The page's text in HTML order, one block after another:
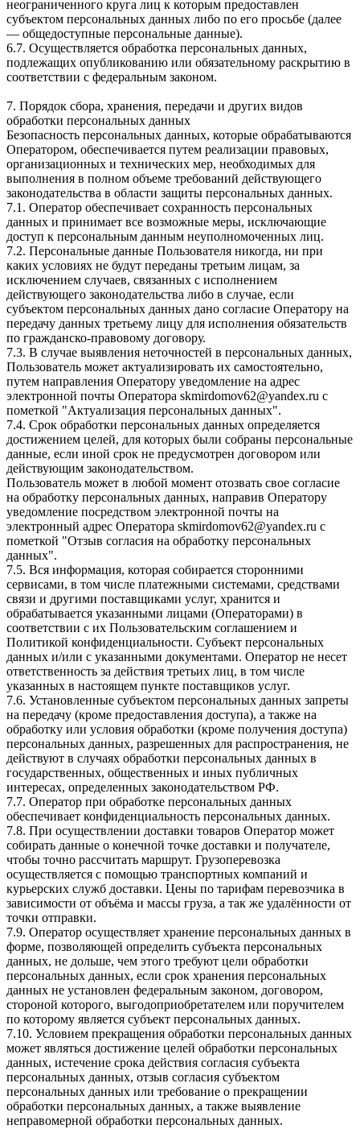
неограниченного круга лиц к которым предоставлен
субъектом персональных данных либо по его просьбе (далее
— общедоступные персональные данные).
6.7. Осуществляется обработка персональных данных,
подлежащих опубликованию или обязательному раскрытию в
соответствии с федеральным законом.
7. Порядок сбора, хранения, передачи и других видов
обработки персональных данных
Безопасность персональных данных, которые обрабатываются
Оператором, обеспечивается путем реализации правовых,
организационных и технических мер, необходимых для
выполнения в полном объеме требований действующего
законодательства в области защиты персональных данных.
7.1. Оператор обеспечивает сохранность персональных
данных и принимает все возможные меры, исключающие
доступ к персональным данным неуполномоченных лиц.
7.2. Персональные данные Пользователя никогда, ни при
каких условиях не будут переданы третьим лицам, за
исключением случаев, связанных с исполнением
действующего законодательства либо в случае, если
субъектом персональных данных дано согласие Оператору на
передачу данных третьему лицу для исполнения обязательств
по гражданско-правовому договору.
7.3. В случае выявления неточностей в персональных данных,
Пользователь может актуализировать их самостоятельно,
путем направления Оператору уведомление на адрес
электронной почты Оператора skmirdomov62@yandex.ru с
пометкой "Актуализация персональных данных".
7.4. Срок обработки персональных данных определяется
достижением целей, для которых были собраны персональные
данные, если иной срок не предусмотрен договором или
действующим законодательством.
Пользователь может в любой момент отозвать свое согласие
на обработку персональных данных, направив Оператору
уведомление посредством электронной почты на
электронный адрес Оператора skmirdomov62@yandex.ru с
пометкой "Отзыв согласия на обработку персональных
данных".
7.5. Вся информация, которая собирается сторонними
сервисами, в том числе платежными системами, средствами
связи и другими поставщиками услуг, хранится и
обрабатывается указанными лицами (Операторами) в
соответствии с их Пользовательским соглашением и
Политикой конфиденциальности. Субъект персональных
данных и/или с указанными документами. Оператор не несет
ответственность за действия третьих лиц, в том числе
указанных в настоящем пункте поставщиков услуг.
7.6. Установленные субъектом персональных данных запреты
на передачу (кроме предоставления доступа), а также на
обработку или условия обработки (кроме получения доступа)
персональных данных, разрешенных для распространения, не
действуют в случаях обработки персональных данных в
государственных, общественных и иных публичных
интересах, определенных законодательством РФ.
7.7. Оператор при обработке персональных данных
обеспечивает конфиденциальность персональных данных.
7.8. При осуществлении доставки товаров Оператор может
собирать данные о конечной точке доставки и получателе,
чтобы точно рассчитать маршрут. Грузоперевозка
осуществляется с помощью транспортных компаний и
курьерских служб доставки. Цены по тарифам перевозчика в
зависимости от объёма и массы груза, а так же удалённости от
точки отправки.
7.9. Оператор осуществляет хранение персональных данных в
форме, позволяющей определить субъекта персональных
данных, не дольше, чем этого требуют цели обработки
персональных данных, если срок хранения персональных
данных не установлен федеральным законом, договором,
стороной которого, выгодоприобретателем или поручителем
по которому является субъект персональных данных.
7.10. Условием прекращения обработки персональных данных
может являться достижение целей обработки персональных
данных, истечение срока действия согласия субъекта
персональных данных, отзыв согласия субъектом
персональных данных или требование о прекращении
обработки персональных данных, а также выявление
неправомерной обработки персональных данных.